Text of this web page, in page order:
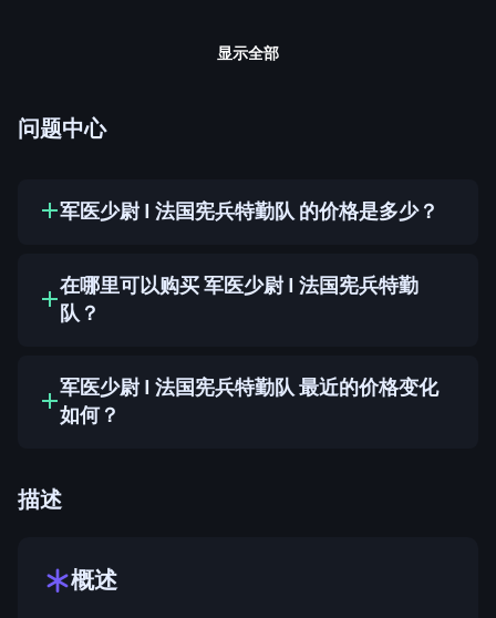
显示全部
问题中心
军医少尉 | 法国宪兵特勤队 的价格是多少？
在哪里可以购买 军医少尉 | 法国宪兵特勤
队？
军医少尉 | 法国宪兵特勤队 最近的价格变化
如何？
描述
概述